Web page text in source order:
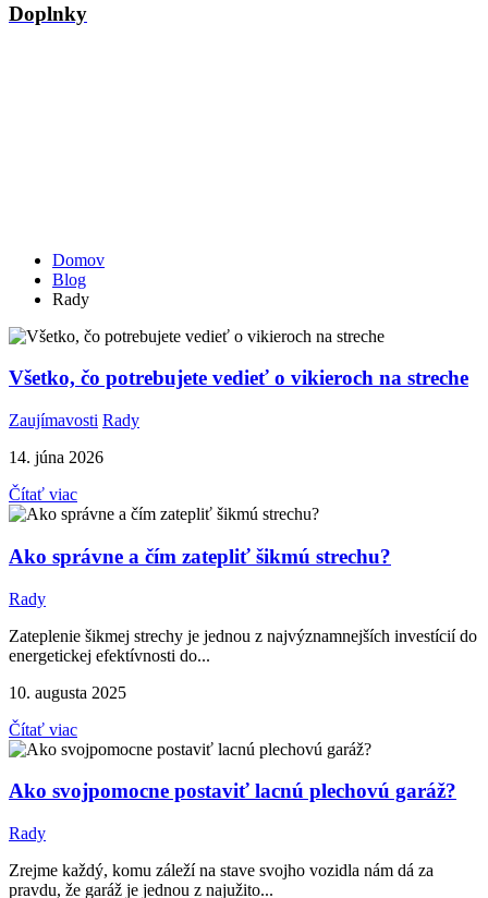
Doplnky
Domov
Blog
Rady
Všetko, čo potrebujete vedieť o vikieroch na streche
Zaujímavosti Rady
14. júna 2026
Čítať viac
Ako správne a čím zatepliť šikmú strechu?
Rady
Zateplenie šikmej strechy je jednou z najvýznamnejších investícií do
energetickej efektívnosti do...
10. augusta 2025
Čítať viac
Ako svojpomocne postaviť lacnú plechovú garáž?
Rady
Zrejme každý, komu záleží na stave svojho vozidla nám dá za
pravdu, že garáž je jednou z najužito...